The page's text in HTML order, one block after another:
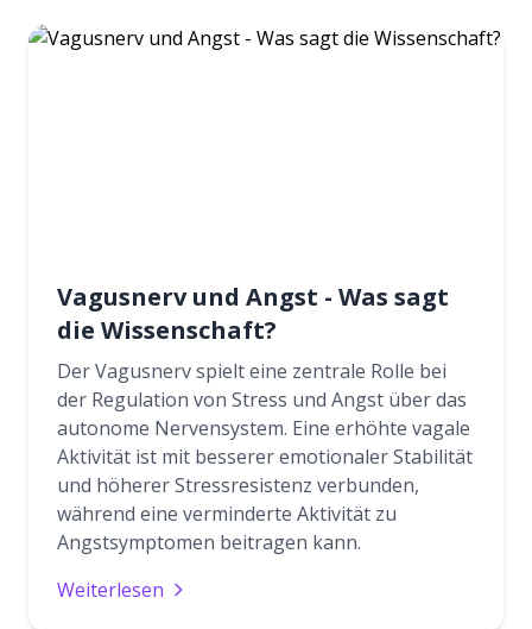
Vagusnerv und Angst - Was sagt
die Wissenschaft?
Der Vagusnerv spielt eine zentrale Rolle bei
der Regulation von Stress und Angst über das
autonome Nervensystem. Eine erhöhte vagale
Aktivität ist mit besserer emotionaler Stabilität
und höherer Stressresistenz verbunden,
während eine verminderte Aktivität zu
Angstsymptomen beitragen kann.
Weiterlesen